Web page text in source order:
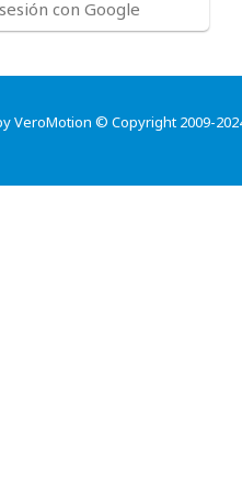
con Google
VeroMotion © Copyright 2009-